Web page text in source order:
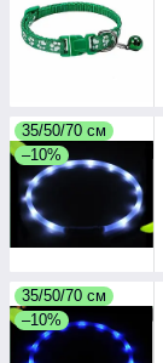
35/50/70 см
–10%
35/50/70 см
–10%